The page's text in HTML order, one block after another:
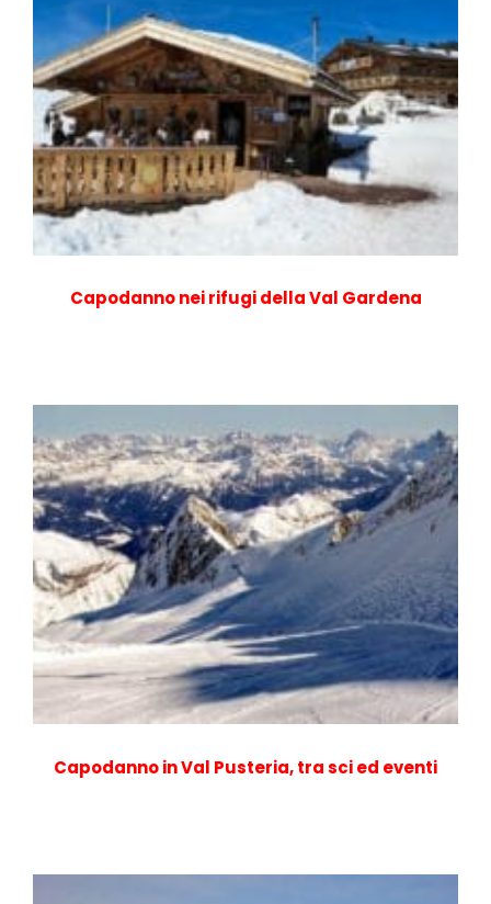
Capodanno nei rifugi della Val Gardena
Capodanno in Val Pusteria, tra sci ed eventi